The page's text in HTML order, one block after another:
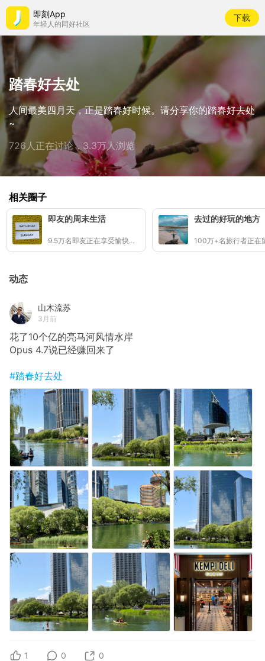
即刻App
年轻人的同好社区
下载
踏春好去处
人间最美四月天，正是踏春好时候。请分享你的踏春好去处
~
726人正在讨论，3.3万人浏览
相关圈子
即友的周末生活
9.5万名即友正在享受愉快周末🖼
去过的好玩的地方
动态
山木流苏
3月前
花了10个亿的亮马河风情水岸
Opus 4.7说已经赚回来了
#踏春好去处
1 0 0